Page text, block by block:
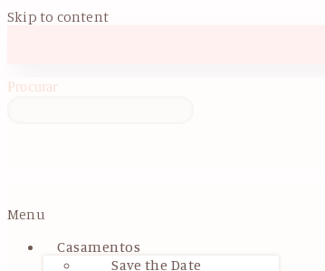
Skip to content
Procurar
Menu
Casamentos
Save the Date